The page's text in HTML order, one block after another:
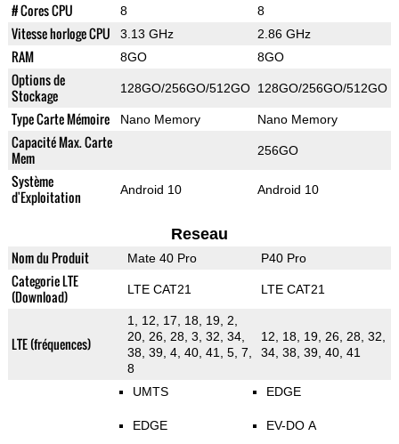
# Cores CPU 8 8
Vitesse horloge CPU 3.13 GHz 2.86 GHz
RAM 8GO 8GO
Options de
Stockage
128GO/256GO/512GO 128GO/256GO/512GO
Type Carte Mémoire Nano Memory Nano Memory
Capacité Max. Carte
Mem
256GO
Système
d'Exploitation
Android 10 Android 10
Reseau
Nom du Produit Mate 40 Pro P40 Pro
Categorie LTE
(Download)
LTE CAT21 LTE CAT21
LTE (fréquences)
1, 12, 17, 18, 19, 2,
20, 26, 28, 3, 32, 34,
38, 39, 4, 40, 41, 5, 7,
8
12, 18, 19, 26, 28, 32,
34, 38, 39, 40, 41
UMTS
EDGE
EDGE
EV-DO A